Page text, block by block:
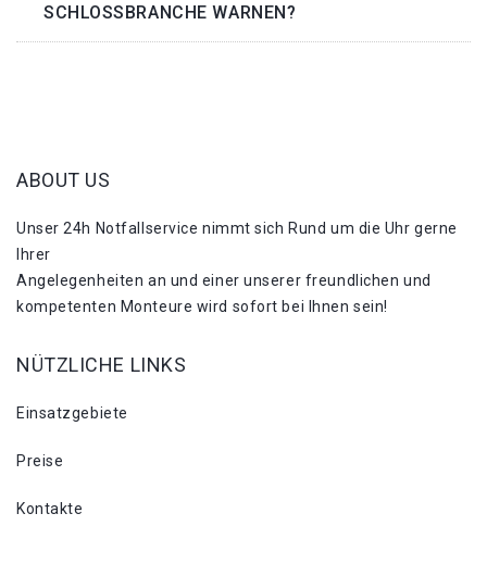
SCHLOSSBRANCHE WARNEN?
ABOUT US
Unser 24h Notfallservice nimmt sich Rund um die Uhr gerne
Ihrer
Angelegenheiten an und einer unserer freundlichen und
kompetenten Monteure wird sofort bei Ihnen sein!
NÜTZLICHE LINKS
Einsatzgebiete
Preise
Kontakte